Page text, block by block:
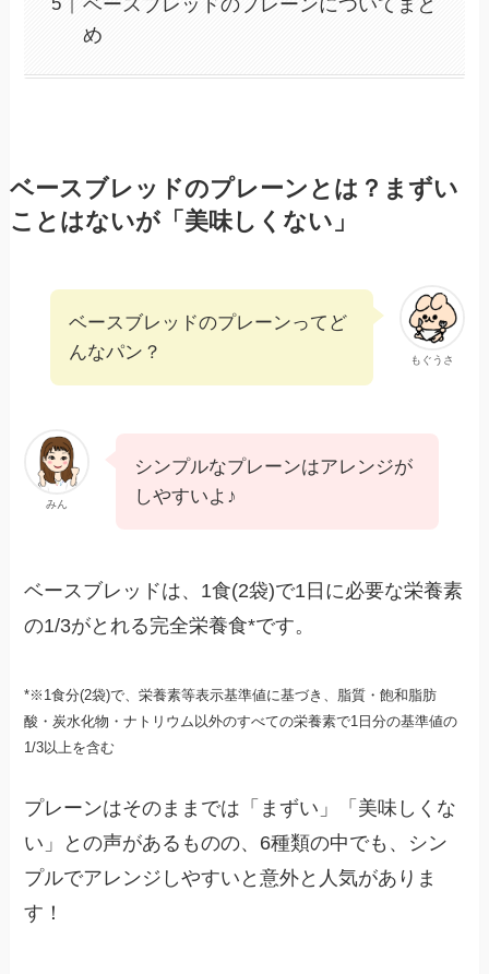
め
ベースブレッドのプレーンとは？まずい
ことはないが「美味しくない」
もぐうさ
ベースブレッドのプレーンってど
んなパン？
みん
シンプルなプレーンはアレンジが
しやすいよ♪
ベースブレッドは、1食(2袋)で1日に必要な栄養素
の1/3がとれる完全栄養食*です。
*※1食分(2袋)で、栄養素等表示基準値に基づき、脂質・飽和脂肪
酸・炭水化物・ナトリウム以外のすべての栄養素で1日分の基準値の
1/3以上を含む
プレーンはそのままでは「まずい」「美味しくな
い」との声があるものの、6種類の中でも、シン
プルでアレンジしやすいと意外と人気がありま
す！